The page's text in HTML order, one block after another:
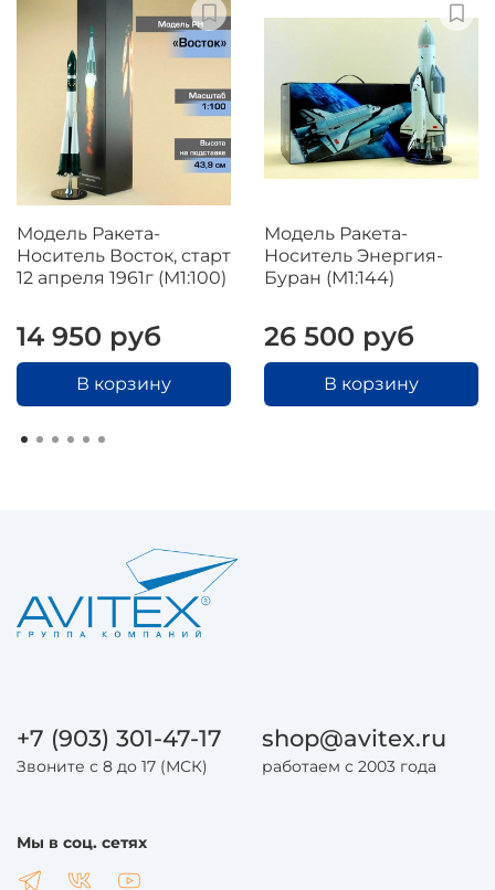
Модель Ракета-
Носитель Восток, старт
12 апреля 1961г (М1:100)
14 950 руб
В корзину
Модель Ракета-
Носитель Энергия-
Буран (М1:144)
26 500 руб
В корзину
+7 (903) 301-47-17
Звоните с 8 до 17 (МСК)
shop@avitex.ru
работаем с 2003 года
Мы в соц. сетях